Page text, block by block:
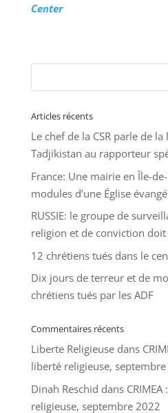
Center
Articles récents
Le chef de la CSR parle de
Tadjikistan au rapporteur
France: Une mairie en Île-
modules d’une Église
RUSSIE: le groupe de
religion et de conviction
12 chrétiens tués dans le
Dix jours de terreur et de
chrétiens tués par les ADF
Commentaires récents
Liberte Religieusedans
liberté religieuse,
Dinah Reschid dans
religieuse, septembre 2022